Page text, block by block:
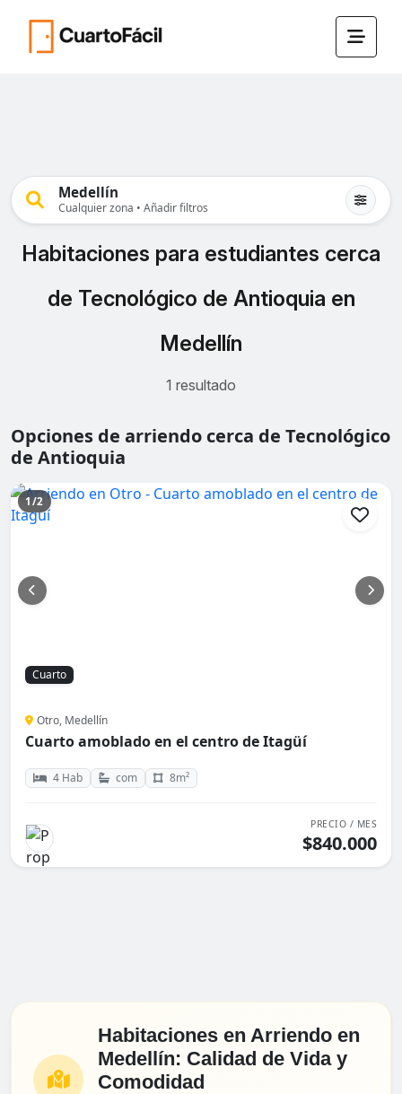
Medellín
Cualquier zona • Añadir filtros
Habitaciones para estudiantes cerca
de Tecnológico de Antioquia en
Medellín
1 resultado
Opciones de arriendo cerca de Tecnológico
de Antioquia
1/2
Cuarto
Otro, Medellín
Cuarto amoblado en el centro de Itagüí
4 Hab com 8m²
PRECIO / MES
$840.000
Habitaciones en Arriendo en
Medellín: Calidad de Vida y
Comodidad